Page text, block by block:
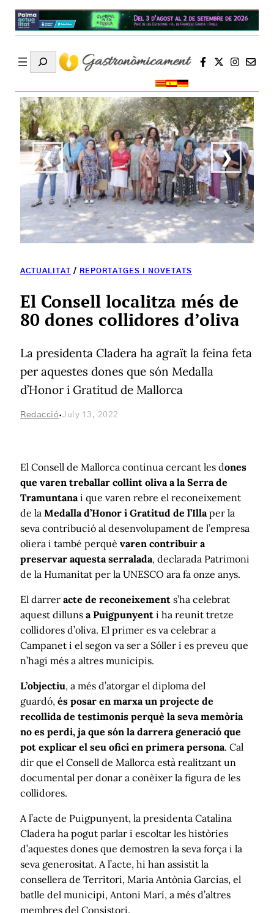
Search
❮ ❯
ACTUALITAT / REPORTATGES I NOVETATS
El Consell localitza més de
80 dones collidores d’oliva
La presidenta Cladera ha agraït la feina feta
per aquestes dones que són Medalla
d’Honor i Gratitud de Mallorca
Redacció·July 13, 2022
El Consell de Mallorca continua cercant les dones
que varen treballar collint oliva a la Serra de
Tramuntana i que varen rebre el reconeixement
de la Medalla d’Honor i Gratitud de l’Illa per la
seva contribució al desenvolupament de l’empresa
oliera i també perquè varen contribuir a
preservar aquesta serralada, declarada Patrimoni
de la Humanitat per la UNESCO ara fa onze anys.
El darrer acte de reconeixement s’ha celebrat
aquest dilluns a Puigpunyent i ha reunit tretze
collidores d’oliva. El primer es va celebrar a
Campanet i el segon va ser a Sóller i es preveu que
n’hagi més a altres municipis.
L’objectiu, a més d’atorgar el diploma del
guardó, és posar en marxa un projecte de
recollida de testimonis perquè la seva memòria
no es perdi, ja que són la darrera generació que
pot explicar el seu ofici en primera persona. Cal
dir que el Consell de Mallorca està realitzant un
documental per donar a conèixer la figura de les
collidores.
A l’acte de Puigpunyent, la presidenta Catalina
Cladera ha pogut parlar i escoltar les històries
d’aquestes dones que demostren la seva força i la
seva generositat. A l’acte, hi han assistit la
consellera de Territori, Maria Antònia Garcías, el
batlle del municipi, Antoni Marí, a més d’altres
membres del Consistori.